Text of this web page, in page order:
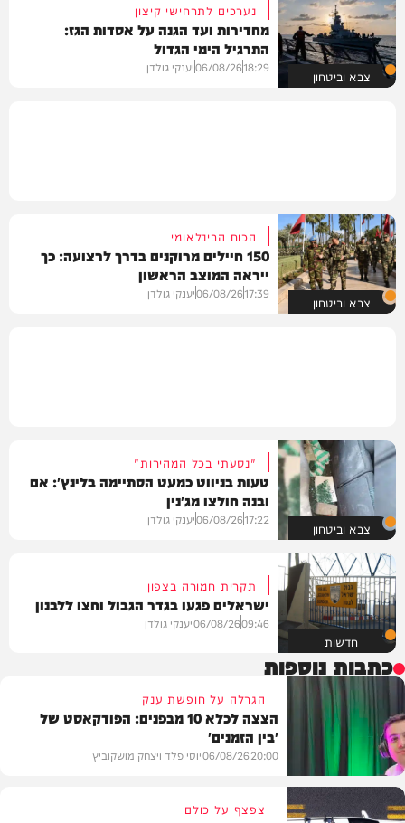
צבא וביטחון
נערכים לתרחישי קיצון
מחדירות ועד הגנה על אסדות הגז:
התרגיל הימי הגדול
18:29
06/08/26יענקי גולדן
צבא וביטחון
הכוח הבינלאומי
150 חיילים מרוקנים בדרך לרצועה: כך
ייראה המוצב הראשון
17:39
06/08/26יענקי גולדן
צבא וביטחון
"נסעתי בכל המהירות"
טעות בניווט כמעט הסתיימה בלינץ': אם
ובנה חולצו מג'נין
17:22
06/08/26יענקי גולדן
חדשות
תקרית חמורה בצפון
ישראלים פגעו בגדר הגבול וחצו ללבנון
09:46
06/08/26יענקי גולדן
כתבות נוספות
הגרלה על חופשת ענק
הצצה לכלא 10 מבפנים: הפודקאסט של
'בין הזמנים'
20:00
06/08/26יוסי פלד ויצחק מושקוביץ
צפצף על כולם